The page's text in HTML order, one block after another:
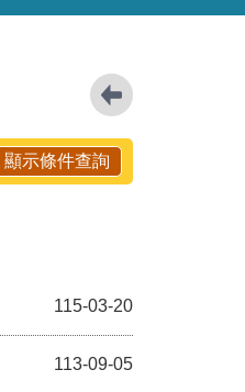
顯示條件查詢
115-03-20
113-09-05